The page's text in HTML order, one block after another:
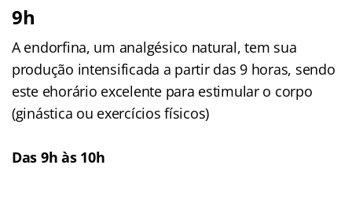
9h
A endorfina, um analgésico natural, tem sua
produção intensificada a partir das 9 horas, sendo
este ehorário excelente para estimular o corpo
(ginástica ou exercícios físicos)
Das 9h às 10h